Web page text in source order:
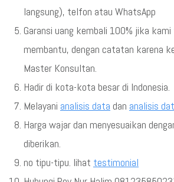
langsung), telfon atau WhatsApp
Garansi uang kembali 100% jika
membantu, dengan catatan karena
Master Konsultan.
Hadir di kota-kota besar di Indonesia.
Melayani analisis data dan analisis
Harga wajar dan menyesuaikan
diberikan.
no tipu-tipu. lihat testimonial